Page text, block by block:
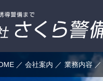
会社案内 業務内容